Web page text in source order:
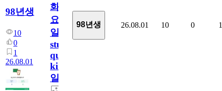
98년생
10
0
1
26.08.01
화
요
일/English
study
quiz
king770
일
98년생 26.08.01 10 0 1